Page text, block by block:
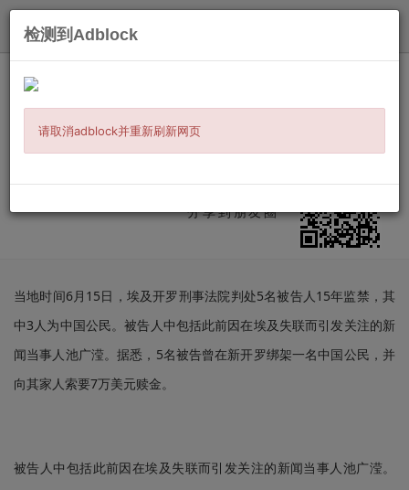
埃及华女失踪案反转 她参与电诈持枪绑
架同胞遭囚
分享到朋友圈
当地时间6月15日，埃及开罗刑事法院判处5名被告人15年监禁，其
中3人为中国公民。被告人中包括此前因在埃及失联而引发关注的新
闻当事人池广滢。据悉，5名被告曾在新开罗绑架一名中国公民，并
向其家人索要7万美元赎金。
被告人中包括此前因在埃及失联而引发关注的新闻当事人池广滢。
检测到Adblock
请取消adblock并重新刷新网页